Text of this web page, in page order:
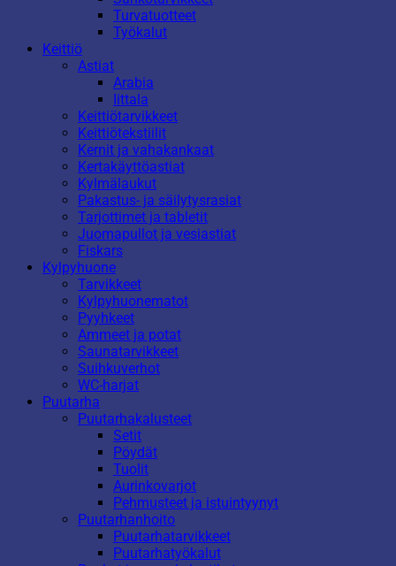
Turvatuotteet
Työkalut
Keittiö
Astiat
Arabia
Iittala
Keittiötarvikkeet
Keittiötekstiilit
Kernit ja vahakankaat
Kertakäyttöastiat
Kylmälaukut
Pakastus- ja säilytysrasiat
Tarjottimet ja tabletit
Juomapullot ja vesiastiat
Fiskars
Kylpyhuone
Tarvikkeet
Kylpyhuonematot
Pyyhkeet
Ammeet ja potat
Saunatarvikkeet
Suihkuverhot
WC-harjat
Puutarha
Puutarhakalusteet
Setit
Pöydät
Tuolit
Aurinkovarjot
Pehmusteet ja istuintyynyt
Puutarhanhoito
Puutarhatarvikkeet
Puutarhatyökalut